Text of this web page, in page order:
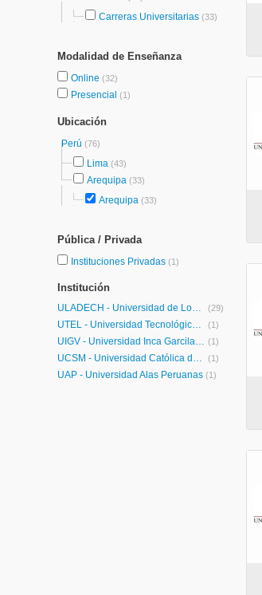
Carreras Universitarias (33)
Modalidad de Enseñanza
Online (32)
Presencial (1)
Ubicación
Perú (76)
Lima (43)
Arequipa (33)
Arequipa (33)
Pública / Privada
Instituciones Privadas (1)
Institución
ULADECH - Universidad de Los Angeles de Chimbote (29)
UTEL - Universidad Tecnológica Latinoamericana en Línea Perú (1)
UIGV - Universidad Inca Garcilaso de la Vega (1)
UCSM - Universidad Católica de Santa María (1)
UAP - Universidad Alas Peruanas (1)